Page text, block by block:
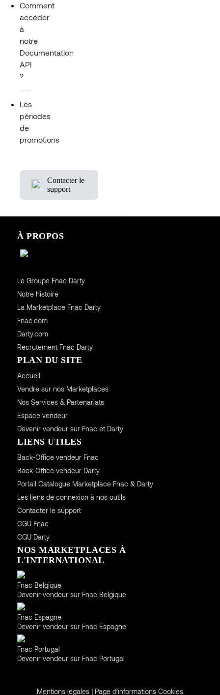
Comment
accéder
à
notre
Documentation
API
?
Les
périodes
de
promotions
Contacter le
support
À PROPOS
Le Groupe Fnac Darty
Notre histoire
La Marketplace Fnac Darty
Fnac.com
Darty.com
Recrutement Fnac Darty
PLAN DU SITE
Accueil
Vendre sur nos Marketplaces
Nos Services & Partenariats
Espace vendeur
Devenir vendeur sur Fnac et Darty
LIENS UTILES
Back-Office vendeur Fnac
Back-Office vendeur Darty
Portail Catalogue Marketplace Fnac & Darty
Les liens de connexion à nos outils
Contacter le support
CGUFnac
CGUDarty
NOS MARKETPLACES À
L'INTERNATIONAL
Fnac Belgique
Devenir vendeur sur Fnac Belgique
Fnac Espagne
Devenir vendeur sur Fnac Espagne
Fnac Portugal
Devenir vendeur sur Fnac Portugal
Mentions légales | Page d’informations Cookies